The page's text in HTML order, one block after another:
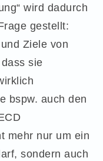
wird dadurch
gestellt:
Ziele von
sie
bspw. auch den
mehr nur um ein
sondern auch